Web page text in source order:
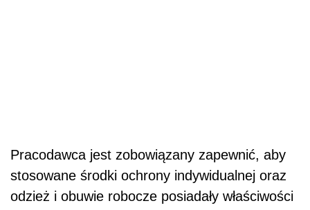
Pracodawca jest zobowiązany zapewnić, aby
stosowane środki ochrony indywidualnej oraz
odzież i obuwie robocze posiadały właściwości